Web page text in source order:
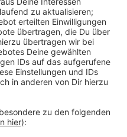
thematisch von
Angebote bis hin zu
Ehrenamt. Zu den
Einzelnen:
für den
,
des